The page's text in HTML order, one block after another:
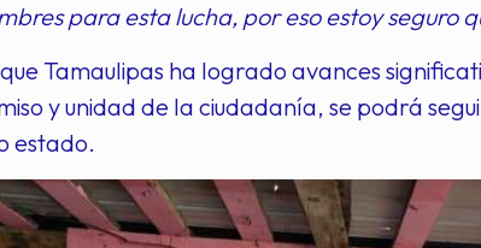
para esta lucha, por eso estoy seguro
Tamaulipas ha logrado avances
y unidad de la ciudadanía, se podrá
estado.